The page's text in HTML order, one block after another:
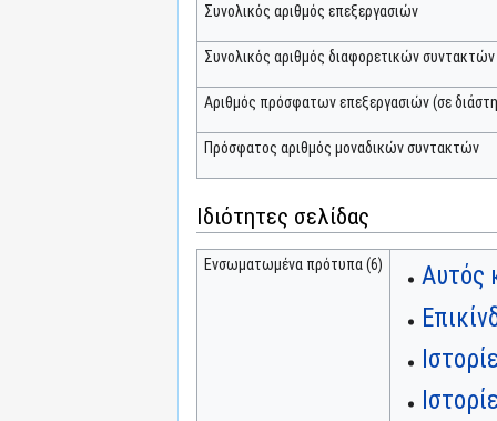
Συνολικός αριθμός επεξεργασιών
Συνολικός αριθμός διαφορετικών συντακτών
Αριθμός πρόσφατων επεξεργασιών (σε
Πρόσφατος αριθμός μοναδικών συντακτών
Ιδιότητες σελίδας
Ενσωματωμένα πρότυπα (6)
Αυτός